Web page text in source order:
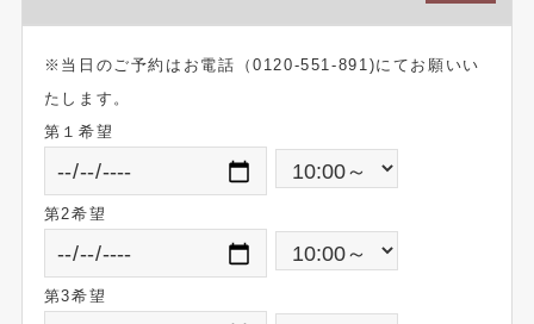
※当日のご予約はお電話（0120-551-891)にてお願いい
たします。
第１希望
第2希望
第3希望